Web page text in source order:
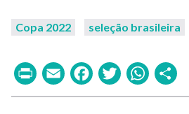
Copa 2022 seleção brasileira
PrintEmailFacebook
Twitter